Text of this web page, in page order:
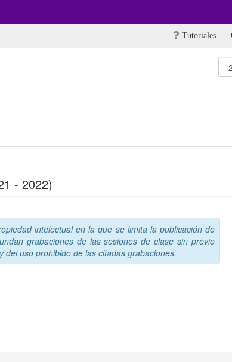
Tutoriales
- 2022)
intelectual en la que se limita la publicación de
grabaciones de las sesiones de clase sin previo
uso prohibido de las citadas grabaciones.